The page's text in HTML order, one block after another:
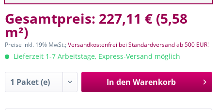
Gesamtpreis: 227,11 € (5,58
m²)
Preise inkl. 19% MwSt.;Versandkostenfrei bei Standardversand ab 500 EUR!
Lieferzeit 1-7 Arbeitstage, Express-Versand möglich
In den Warenkorb